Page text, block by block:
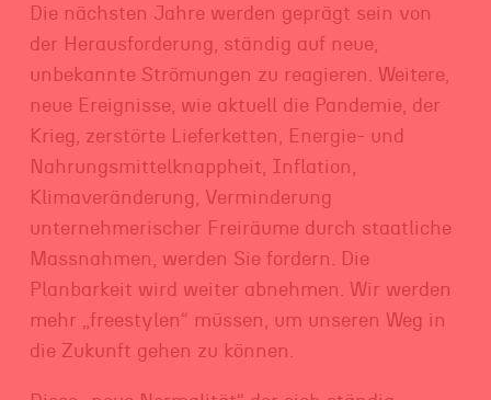
Die nächsten Jahre werden geprägt sein von
der Herausforderung, ständig auf neue,
unbekannte Strömungen zu reagieren. Weitere,
neue Ereignisse, wie aktuell die Pandemie, der
Krieg, zerstörte Lieferketten, Energie- und
Nahrungsmittelknappheit, Inflation,
Klimaveränderung, Verminderung
unternehmerischer Freiräume durch staatliche
Massnahmen, werden Sie fordern. Die
Planbarkeit wird weiter abnehmen. Wir werden
mehr „freestylen“ müssen, um unseren Weg in
die Zukunft gehen zu können.